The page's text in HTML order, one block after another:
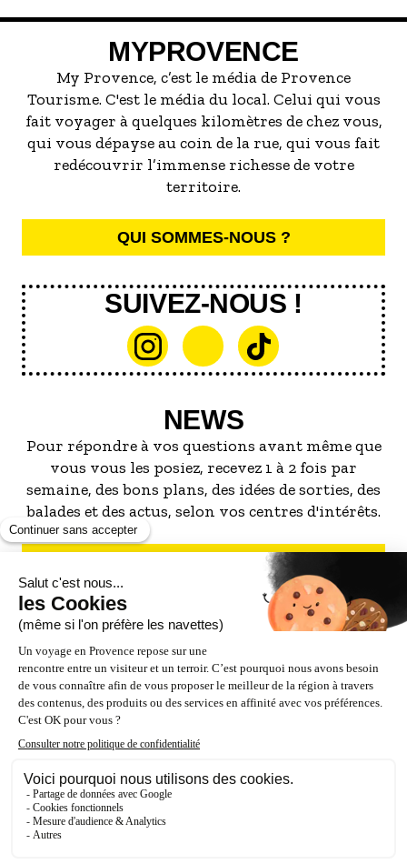
servir la meilleure...
MYPROVENCE
My Provence, c’est le média de Provence
Tourisme. C'est le média du local. Celui qui vous
fait voyager à quelques kilomètres de chez vous,
qui vous dépayse au coin de la rue, qui vous fait
redécouvrir l’immense richesse de votre
territoire.
QUI SOMMES-NOUS ?
SUIVEZ-NOUS !
NEWS
Pour répondre à vos questions avant même que
vous vous les posiez, recevez 1 à 2 fois par
semaine, des bons plans, des idées de sorties, des
balades et des actus, selon vos centres d'intérêts.
S'INSCRIRE À LA NEWSLETTER
NOS PARTENAIRES
ESPACE PRO / PRESSE